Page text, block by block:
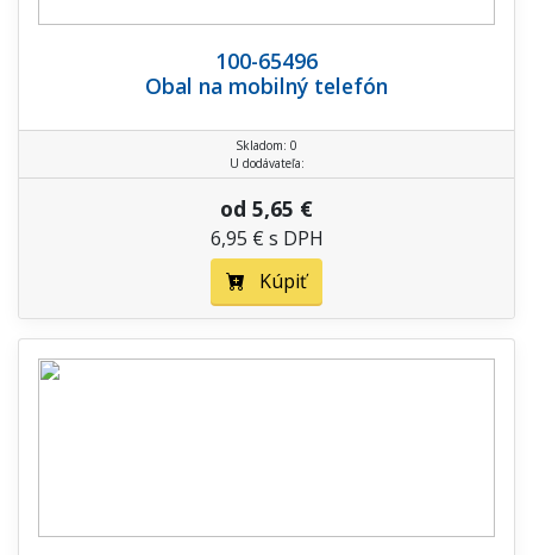
100-65496
Obal na mobilný telefón
Skladom: 0
U dodávateľa:
od 5,65 €
6,95 € s DPH
Kúpiť